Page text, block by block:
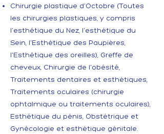
Chirurgie plastique d'Octobre (Toutes
les chirurgies plastiques, y compris
l'esthétique du Nez, l'esthétique du
Sein, l'Esthétique des Paupières,
l'Esthétique des oreilles), Greffe de
cheveux, Chirurgie de l'obésité,
Traitements dentaires et esthétiques,
Traitements oculaires (chirurgie
ophtalmique ou traitements oculaires),
Esthétique du pénis, Obstétrique et
Gynécologie et esthétique génitale.